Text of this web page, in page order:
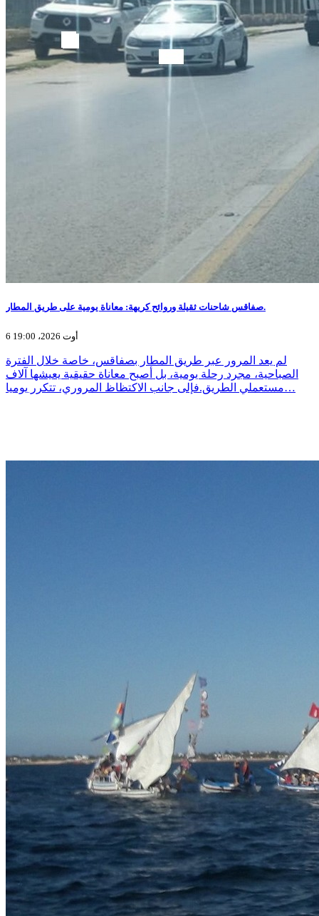
صفاقس شاحنات ثقيلة وروائح كريهة: معاناة يومية على طريق المطار.
6 أوت 2026، 19:00
لم يعد المرور عبر طريق المطار بصفاقس، خاصة خلال الفترة
الصباحية، مجرد رحلة يومية، بل أصبح معاناة حقيقية يعيشها آلاف
مستعملي الطريق.فإلى جانب الاكتظاظ المروري، تتكرر يوميا…